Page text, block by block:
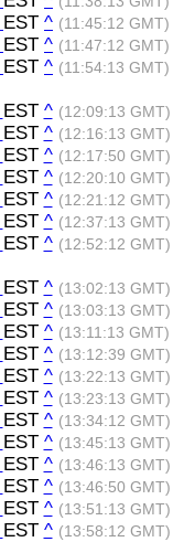
EST ^ (11:45:12 GMT)
EST ^ (11:47:12 GMT)
EST ^ (11:54:13 GMT)
EST ^ (12:09:13 GMT)
EST ^ (12:16:13 GMT)
EST ^ (12:17:50 GMT)
EST ^ (12:20:10 GMT)
EST ^ (12:21:12 GMT)
EST ^ (12:37:13 GMT)
EST ^ (12:52:12 GMT)
EST ^ (13:02:13 GMT)
EST ^ (13:03:13 GMT)
EST ^ (13:11:13 GMT)
EST ^ (13:12:39 GMT)
EST ^ (13:22:13 GMT)
EST ^ (13:23:13 GMT)
EST ^ (13:34:12 GMT)
EST ^ (13:45:13 GMT)
EST ^ (13:46:13 GMT)
EST ^ (13:46:50 GMT)
EST ^ (13:51:13 GMT)
EST ^ (13:58:12 GMT)